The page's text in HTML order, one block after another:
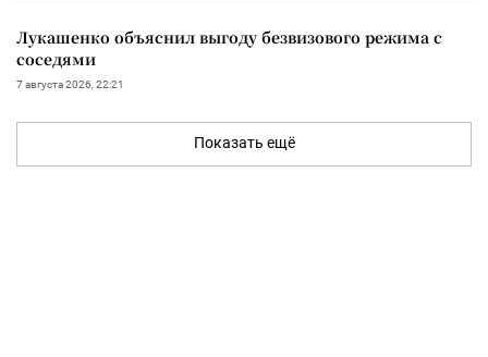
Лукашенко объяснил выгоду безвизового режима с
соседями
7 августа 2026, 22:21
Показать ещё